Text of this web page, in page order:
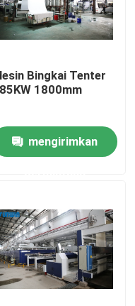
Bingkai Tenter
1800mm
mengirimkan